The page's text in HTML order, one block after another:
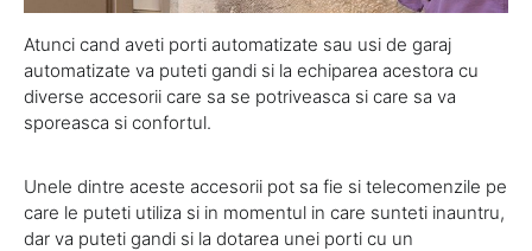
Atunci cand aveti porti automatizate sau usi de garaj
automatizate va puteti gandi si la echiparea acestora cu
diverse accesorii care sa se potriveasca si care sa va
sporeasca si confortul.
Unele dintre aceste accesorii pot sa fie si telecomenzile pe
care le puteti utiliza si in momentul in care sunteti inauntru,
dar va puteti gandi si la dotarea unei porti cu un